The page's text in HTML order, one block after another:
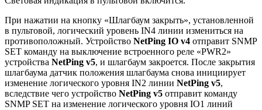
При нажатии на кнопку «Шлагбаум закрыть», установленной
в пультовой, логический уровень IN4 линии измениться на
противоположный. Устройство NetPing IO v4 отправит SNMP
SET команду на выключение встроенного реле «PWR2»
устройства NetPing v5, и шлагбаум закроется. После закрытия
шлагбаума датчик положения шлагбаума снова инициирует
изменение логического уровня IN2 линии NetPing v5,
вследствие чего устройство NetPing v5 отправит команду
SNMP SET на изменение логического уровня IO1 линий